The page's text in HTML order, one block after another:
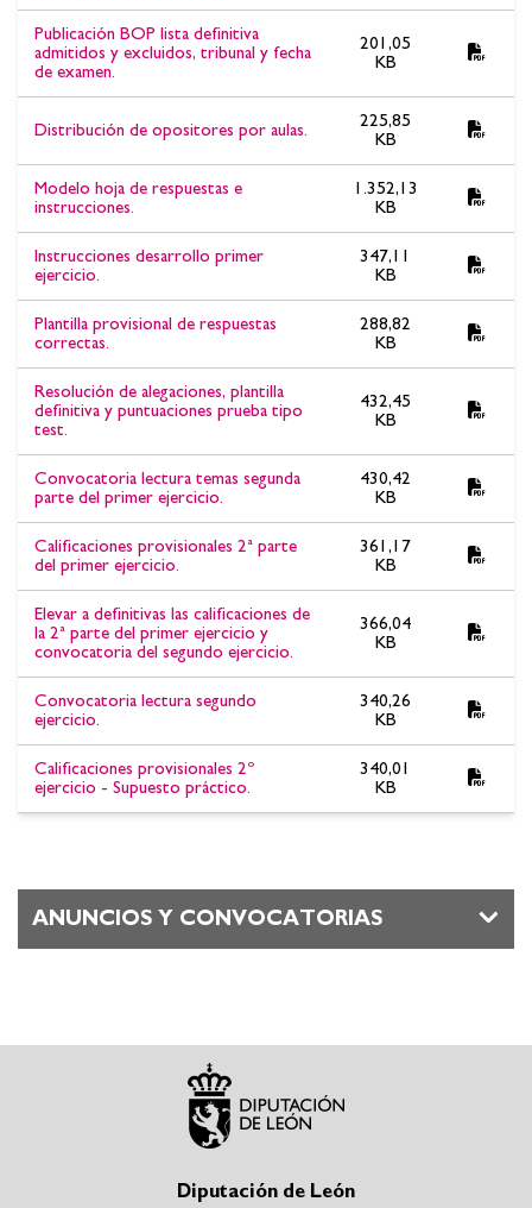
Publicación BOP lista definitiva
admitidos y excluidos, tribunal y fecha
de examen.
201,05
KB
Distribución de opositores por aulas.
225,85
KB
Modelo hoja de respuestas e
instrucciones.
1.352,13
KB
Instrucciones desarrollo primer
ejercicio.
347,11
KB
Plantilla provisional de respuestas
correctas.
288,82
KB
Resolución de alegaciones, plantilla
definitiva y puntuaciones prueba tipo
test.
432,45
KB
Convocatoria lectura temas segunda
parte del primer ejercicio.
430,42
KB
Calificaciones provisionales 2ª parte
del primer ejercicio.
361,17
KB
Elevar a definitivas las calificaciones de
la 2ª parte del primer ejercicio y
convocatoria del segundo ejercicio.
366,04
KB
Convocatoria lectura segundo
ejercicio.
340,26
KB
Calificaciones provisionales 2º
ejercicio - Supuesto práctico.
340,01
KB
ANUNCIOS Y CONVOCATORIAS
Diputación de León